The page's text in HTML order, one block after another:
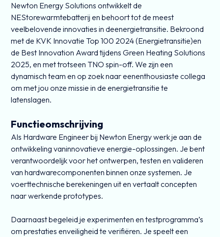
Newton Energy Solutions ontwikkelt de
NEStorewarmtebatterij en behoort tot de meest
veelbelovende innovaties in deenergietransitie. Bekroond
met de KVK Innovatie Top 100 2024 (Energietransitie)en
de Best Innovation Award tijdens Green Heating Solutions
2025, en met trotseen TNO spin-off. We zijn een
dynamisch team en op zoek naar eenenthousiaste collega
om met jou onze missie in de energietransitie te
latenslagen.
Functieomschrijving
Als Hardware Engineer bij Newton Energy werk je aan de
ontwikkeling vaninnovatieve energie-oplossingen. Je bent
verantwoordelijk voor het ontwerpen, testen en valideren
van hardwarecomponenten binnen onze systemen. Je
voerttechnische berekeningen uit en vertaalt concepten
naar werkende prototypes.
Daarnaast begeleid je experimenten en testprogramma’s
om prestaties enveiligheid te verifiëren. Je speelt een